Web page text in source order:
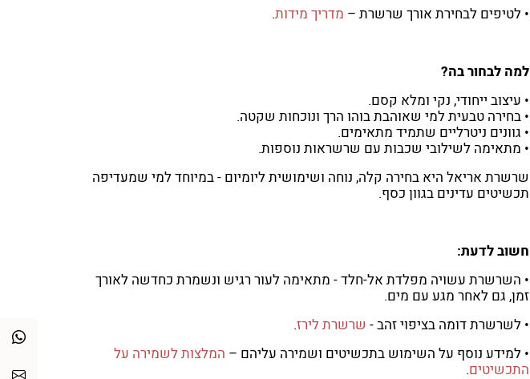
• לטיפים לבחירת אורך שרשרת – מדריך מידות.
למה לבחור בה?
• עיצוב ייחודי, נקי ומלא קסם.
• בחירה טבעית למי שאוהבת בוהו הרך ונוכחות שקטה.
• גוונים ניטרליים שתמיד מתאימים.
• מתאימה לשילובי שכבות עם שרשראות נוספות.
שרשרת אריאל היא בחירה קלה, נוחה ושימושית ליומיום - במיוחד למי שמעדיפה
תכשיטים עדינים בגוון כסף.
חשוב לדעת:
• השרשרת עשויה מפלדת אל-חלד - מתאימה לעור רגיש ונשמרת כחדשה לאורך
זמן, גם לאחר מגע עם מים.
• לשרשרת דומה בציפוי זהב - שרשרת לירז.
• למידע נוסף על השימוש בתכשיטים ושמירה עליהם – המלצות לשמירה על
התכשיטים.